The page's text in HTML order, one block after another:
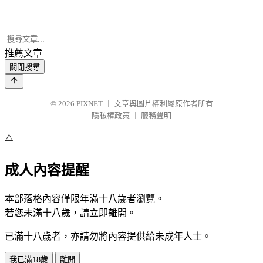
推薦文章
關閉搜尋
© 2026 PIXNET
文章與圖片權利屬原作者所有
隱私權政策
服務聲明
⚠️
成人內容提醒
本部落格內容僅限年滿十八歲者瀏覽。
若您未滿十八歲，請立即離開。
已滿十八歲者，亦請勿將內容提供給未成年人士。
我已滿18歲 離開